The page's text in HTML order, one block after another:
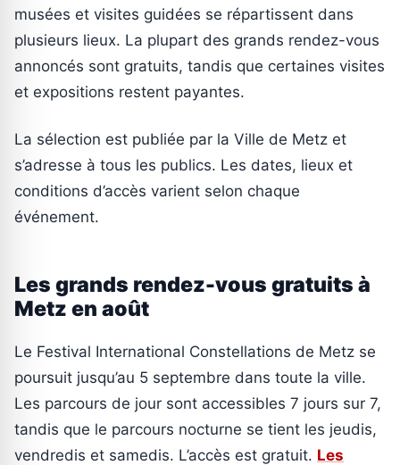
musées et visites guidées se répartissent dans
plusieurs lieux. La plupart des grands rendez-vous
annoncés sont gratuits, tandis que certaines visites
et expositions restent payantes.
La sélection est publiée par la Ville de Metz et
s’adresse à tous les publics. Les dates, lieux et
conditions d’accès varient selon chaque
événement.
Les grands rendez-vous gratuits à
Metz en août
Le Festival International Constellations de Metz se
poursuit jusqu’au 5 septembre dans toute la ville.
Les parcours de jour sont accessibles 7 jours sur 7,
tandis que le parcours nocturne se tient les jeudis,
vendredis et samedis. L’accès est gratuit. Les